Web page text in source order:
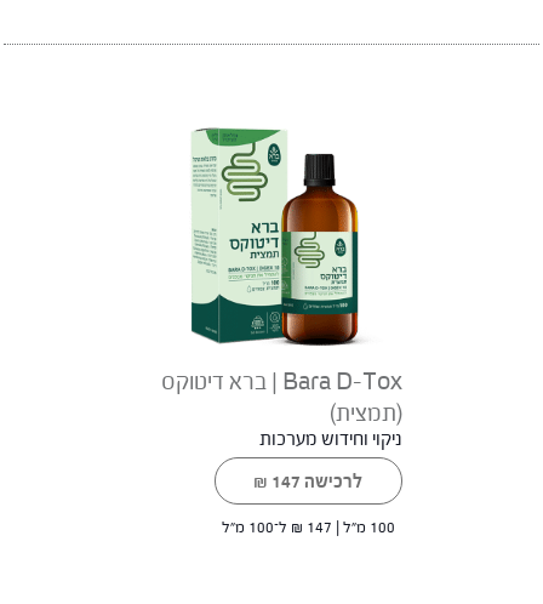
Bara D-Tox | ברא דיטוקס
(תמצית)
ניקוי וחידוש מערכות
לרכישה
₪ 147
100 מ"ל | ₪ 147 ל־100 מ"ל